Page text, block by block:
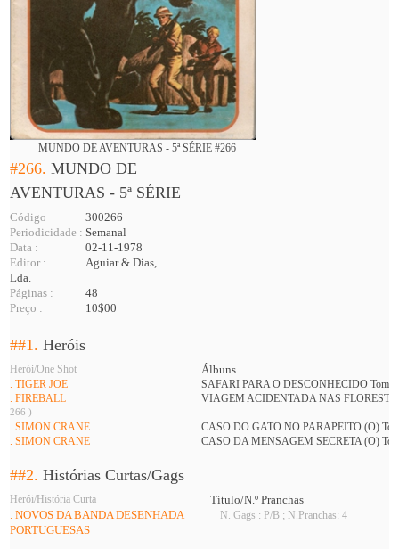
MUNDO DE AVENTURAS - 5ª SÉRIE #266
#266.MUNDO DE
AVENTURAS - 5ª SÉRIE
Código
300266
Periodicidade : Semanal
Data :
02-11-1978
Editor :
Aguiar & Dias,
Lda.
Páginas :
48
Preço :
10$00
##1.Heróis
Herói/One Shot Álbuns
. TIGER JOE
SAFARI PARA O DESCONHECIDO
. FIREBALL
VIAGEM ACIDENTADA NAS
266 )
. SIMON CRANE
CASO DO GATO NO PARAPEITO (O)
. SIMON CRANE
CASO DA MENSAGEM SECRETA (O)
##2.Histórias Curtas/Gags
Herói/História Curta
Título/N.º Pranchas
. NOVOS DA BANDA DESENHADA
PORTUGUESAS
N. Gags : P/B ; N.Pranchas: 4